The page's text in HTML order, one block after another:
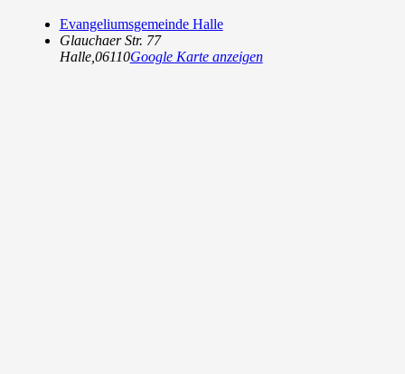
Evangeliumsgemeinde Halle
Glauchaer Str. 77
Halle, 06110Google Karte anzeigen